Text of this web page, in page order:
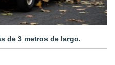
de 3 metros de largo.